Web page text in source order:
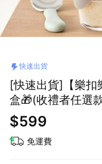
快速出貨
[快速出貨]【樂扣
盒🎁(收禮者任選
$599
免運費